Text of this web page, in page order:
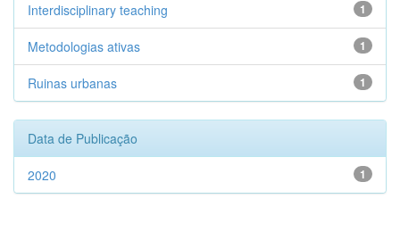
1
Interdisciplinary teaching
1
Metodologias ativas
1
Ruinas urbanas
Data de Publicação
1
2020